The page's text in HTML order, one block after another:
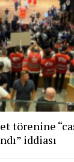
törenine
iddiası